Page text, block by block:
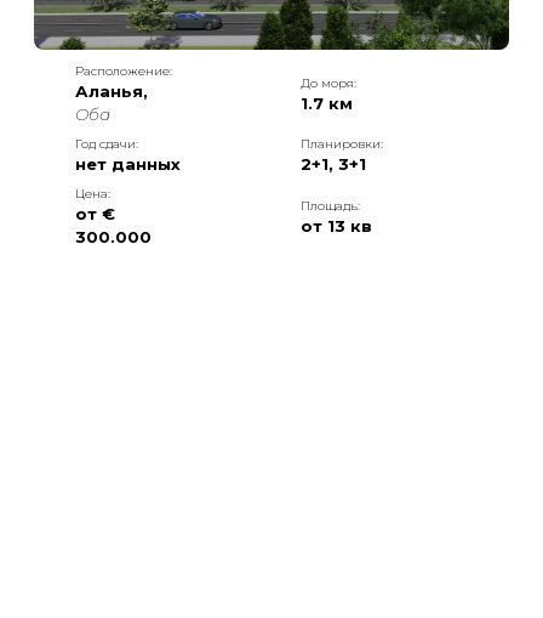
Расположение:
Аланья,
Оба
До моря:
1.7 км
Год сдачи:
нет данных
Планировки:
2+1, 3+1
Цена:
от €
300.000
Площадь:
от 13 кв